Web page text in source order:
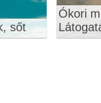
sőt
Ókori